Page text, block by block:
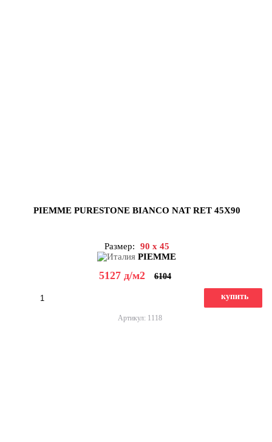
PIEMME PURESTONE BIANCO NAT RET 45X90
Размер:
90 x 45
PIEMME
5127 д/м2 6104
купить
Артикул: 1118